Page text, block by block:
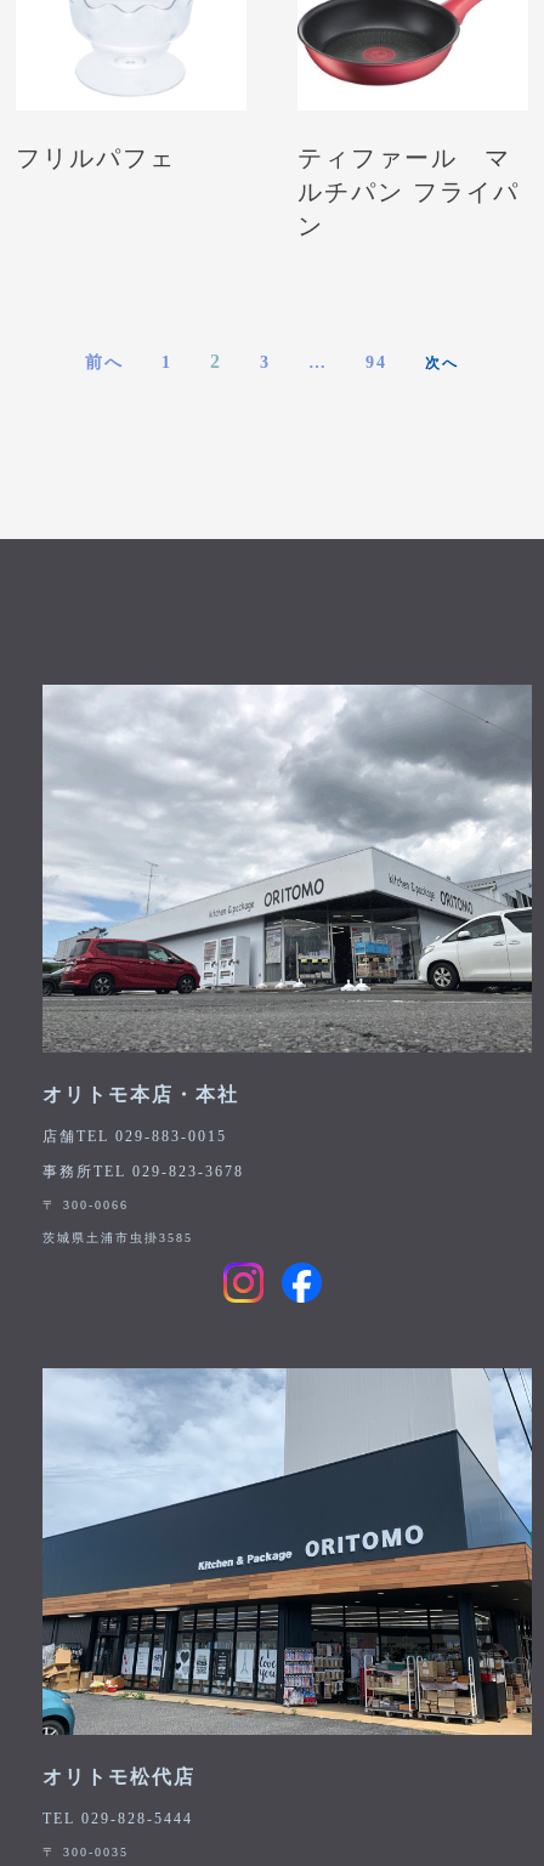
フリルパフェ
ティファール マ
ルチパン フライパ
ン
前へ 1 2 3 … 94 次へ
オリトモ本店・本社
店舗TEL 029-883-0015
事務所TEL 029-823-3678
〒 300-0066
茨城県土浦市虫掛3585
オリトモ松代店
TEL 029-828-5444
〒 300-0035